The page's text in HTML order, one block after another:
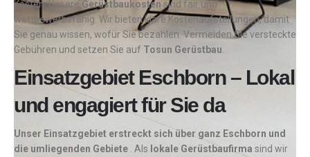
Kosten. Unsere Gerüstbaukosten sind fair und
wettbewerbsfähig. Wir bieten klare Kostenaufstellungen, damit
Sie genau wissen, wofür Sie bezahlen. Vermeiden Sie versteckte
Gebühren und setzen Sie auf Tosun Gerüstbau
Einsatzgebiet Eschborn – Lokal
und engagiert für Sie da
Unser Einsatzgebiet erstreckt sich über ganz Eschborn und
die umliegenden Gebiete . Als lokale Gerüstbaufirma sind wir